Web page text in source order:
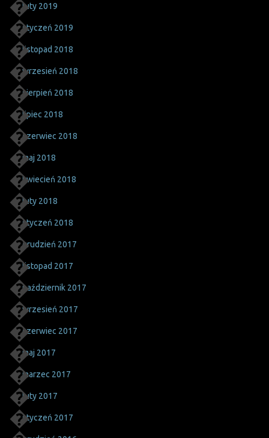
luty 2019
styczeń 2019
listopad 2018
wrzesień 2018
sierpień 2018
lipiec 2018
czerwiec 2018
maj 2018
kwiecień 2018
luty 2018
styczeń 2018
grudzień 2017
listopad 2017
październik 2017
wrzesień 2017
czerwiec 2017
maj 2017
marzec 2017
luty 2017
styczeń 2017